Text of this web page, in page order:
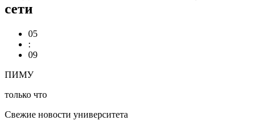
сети
05
:
09
ПИМУ
только что
Свежие новости университета